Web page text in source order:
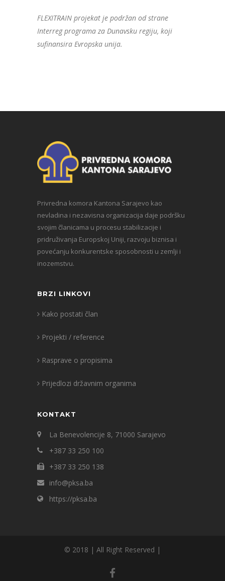
FLEXITRAIN projekat je podržan od strane
Interreg programa za Dunavsku regiju, koji
sufinansira Evropska unija.
Privredna komora Kantona Sarajevo kao
nevladina i nezavisna organizacija daje podršku
svojim članicama u procesu stabilizacije i
pridruživanja Europskoj Uniji, razvoju biznisa i
povećanju konkurentske sposobnosti u zemlji i
inozemstvu.
BRZI LINKOVI
Kako postati član
Projekti / reference
Rasprave o propisima
Prijedlozi državnim organima
KONTAKT
La Benevolencije 8, 71000 Sarajevo
+387 33 250 100
+387 33 250 138
info@pksa.ba
https://pksa.ba
© 2018 | All Right Reserved |